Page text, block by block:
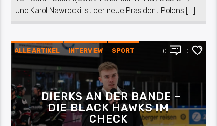
und Karol Nawrocki ist der neue Präsident Polens […]
ALLE ARTIKEL INTERVIEW SPORT 0 0
DIERKS AN DER BANDE –
DIE BLACK HAWKS IM
CHECK